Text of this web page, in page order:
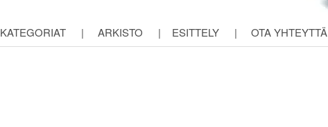
KATEGORIAT | ARKISTO | ESITTELY | OTA YHTEYTTÄ